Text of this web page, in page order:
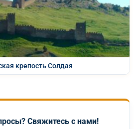
крепость Солдая
Свяжитесь с нами!